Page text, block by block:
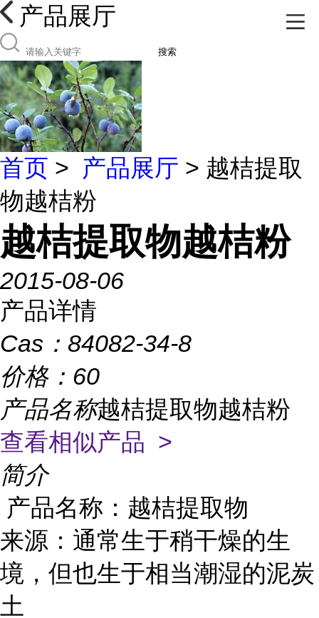
产品展厅
搜索
首页 > 产品展厅 > 越桔提取
物越桔粉
越桔提取物越桔粉
2015-08-06
产品详情
Cas： 84082-34-8
价格： 60
产品名称越桔提取物越桔粉
查看相似产品 >
简介
产品名称：越桔提取物
来源：通常生于稍干燥的生
境，但也生于相当潮湿的泥炭
土